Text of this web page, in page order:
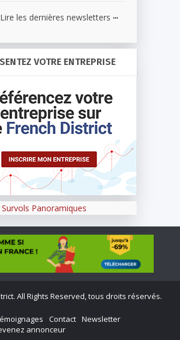
Lire les dernières newsletters ...
VOTRE ENTREPRISE
All Rights Reserved, tous droits réservés.
Contact Newsletter
annonceur